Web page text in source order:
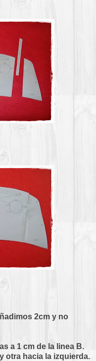
2cm y no
a 1 cm de la linea B.
otra hacia la izquierda.